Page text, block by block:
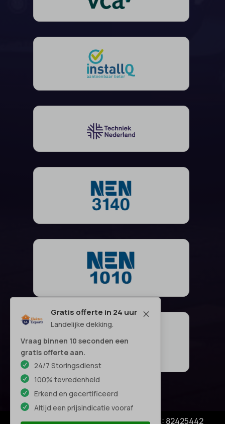
M
Gratis offerte in 24 uur
Landelijke dekking.
Vraag binnen 10 seconden een
gratis offerte aan.
24/7 Storingsdienst
100% tevredenheid
Erkend en gecertificeerd
Altijd een prijsindicatie vooraf
© Copyright SA Elektro Experts - KVK: 82425442